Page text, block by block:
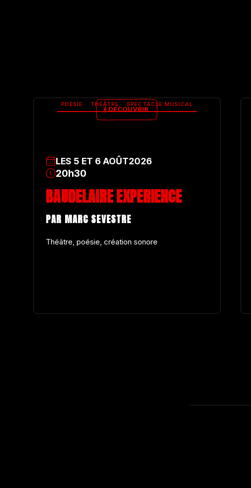
LES 5 ET 6 AOÛT2026
20h30
BAUDELAIRE EXPERIENCE
PAR MARC SEVESTRE
Théâtre, poésie, création sonore
DÉCOUVRIR
POÉSIE THÉÂTRE SPECTACLE MUSICAL